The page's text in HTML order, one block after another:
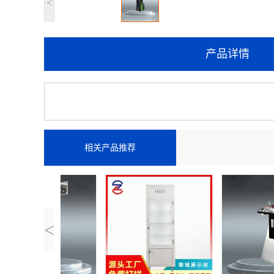
产品详情
相关产品推荐
<